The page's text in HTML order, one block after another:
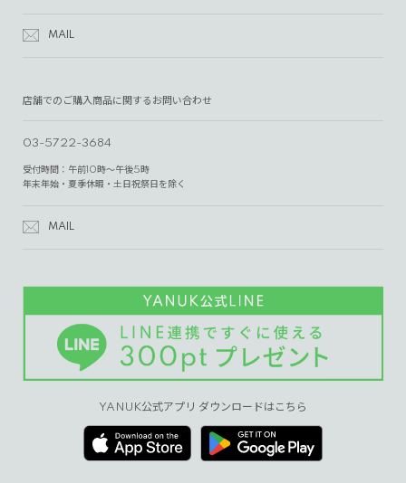
MAIL
店舗でのご購入商品に関するお問い合わせ
03-5722-3684
受付時間：午前10時～午後5時
年末年始・夏季休暇・土日祝祭日を除く
MAIL
YANUK公式アプリ ダウンロードはこちら